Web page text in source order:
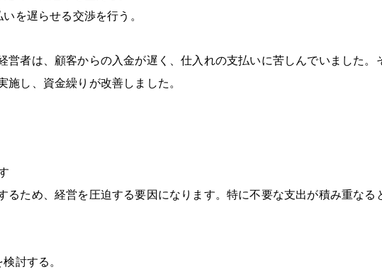
を遅らせる交渉を行う。
営者は、顧客からの入金が遅く、仕入れの支払いに苦しんでいました
施し、資金繰りが改善しました。
るため、経営を圧迫する要因になります。特に不要な支出が積み重なる
討する。